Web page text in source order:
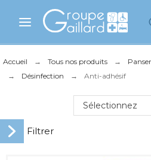
Accueil Tous nos produits
Désinfection
Anti-adhésif
Sélectionnez